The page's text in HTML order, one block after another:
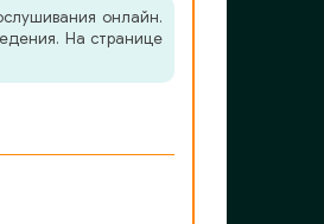
онлайн.
На странице